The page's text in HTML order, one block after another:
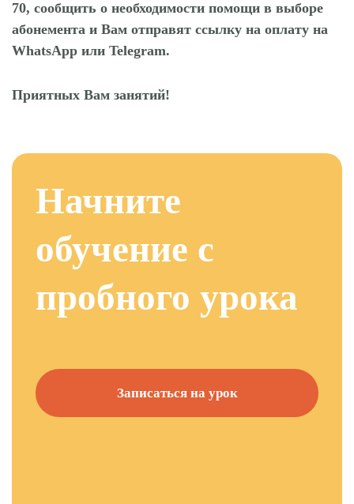
70, сообщить о необходимости помощи в выборе
абонемента и Вам отправят ссылку на оплату на
WhatsApp или Telegram.
Приятных Вам занятий!
Начните
обучение с
пробного урока
Записаться на урок